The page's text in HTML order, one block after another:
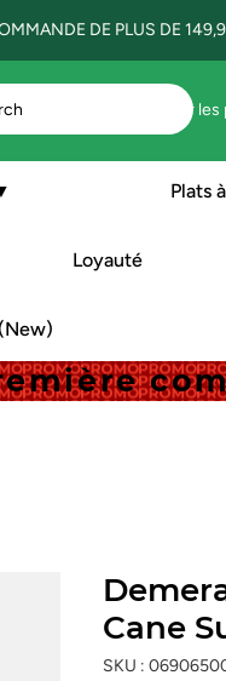
DE PLUS DE
Voir
Plats
Loyauté
Cane
SKU :